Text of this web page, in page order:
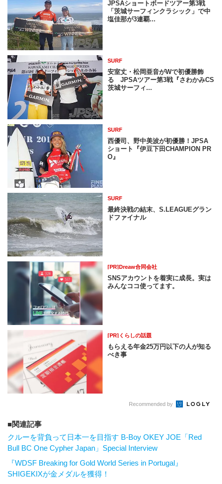
JPSAショートボードツアー第3戦
「茨城サーフィンクラシック」で中
塩佳那が3連覇...
SURF
安室丈・松岡亜音がWで初優勝飾
る JPSAツアー第3戦『さわかみCS
茨城サーフィ...
SURF
西優司、野中美波が初優勝！JPSA
ショート『伊豆下田CHAMPION PR
O』
SURF
最終決戦の結末、S.LEAGUEグラン
ドファイナル
[PR]Dreaw合同会社
SNSアカウントを着実に成長。実は
みんなココ使ってます。
[PR]くらしの話題
もらえる年金25万円以下の人が知る
べき事
Recommended by
関連記事
クルーを背負って日本一を目指す B-Boy OKEY JOE「Red
Bull BC One Cypher Japan」Special Interview
『WDSF Breaking for Gold World Series in Portugal』
SHIGEKIXが金メダルを獲得！